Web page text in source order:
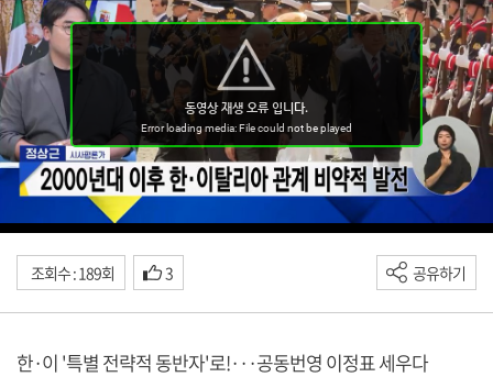
조회수 : 189회 3 공유하기
한·이 '특별 전략적 동반자'로!···공동번영 이정표 세우다